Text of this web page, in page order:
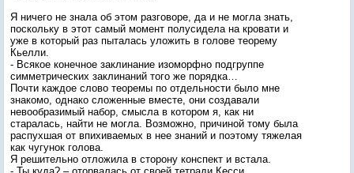
Я ничего не знала об этом разговоре, да и не могла знать,
поскольку в этот самый момент полусидела на кровати и
уже в который раз пыталась уложить в голове теорему
Кьелли.
- Всякое конечное заклинание изоморфно подгруппе
симметрических заклинаний того же порядка…
Почти каждое слово теоремы по отдельности было мне
знакомо, однако сложенные вместе, они создавали
невообразимый набор, смысла в котором я, как ни
старалась, найти не могла. Возможно, причиной тому была
распухшая от впихиваемых в нее знаний и поэтому тяжелая
как чугунок голова.
Я решительно отложила в сторону конспект и встала.